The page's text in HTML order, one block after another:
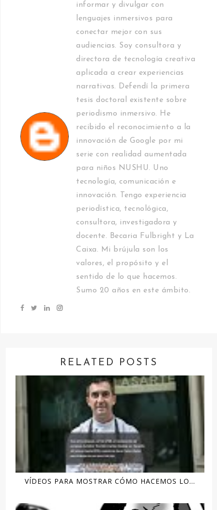
informar y divulgar con
lenguajes inmersivos para
conectar mejor con sus
audiencias. Soy consultora y
directora de tecnología creativa
aplicada a crear experiencias
narrativas. Defendí la primera
tesis doctoral existente sobre
periodismo inmersivo. He
recibido el reconocimiento a la
innovación de Google por mi
serie con realidad aumentada
para niños NUSHU. Uno
tecnología, comunicación e
innovación. Tengo experiencia
periodística, tecnológica,
consultora, investigadora y
docente. Becaria Fulbright y La
Caixa. Mi brújula son los
valores, el propósito y el
sentido de lo que hacemos.
Sumo 20 años en este ámbito.
RELATED POSTS
VÍDEOS PARA MOSTRAR CÓMO HACEMOS LO...